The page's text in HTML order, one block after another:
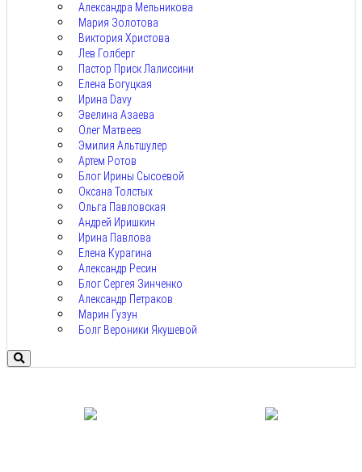
Александра Мельникова
Мария Золотова
Виктория Христова
Лев Голберг
Пастор Приск Лалиссини
Елена Богуцкая
Ирина Davy
Эвелина Азаева
Олег Матвеев
Эмилия Альтшулер
Артем Ротов
Блог Ирины Сысоевой
Оксана Толстых
Ольга Павловская
Андрей Иришкин
Ирина Павлова
Елена Курагина
Александр Ресин
Блог Сергея Зинченко
Александр Петраков
Марин Гузун
Болг Вероники Якушевой